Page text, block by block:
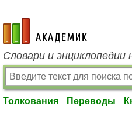
academic.ru
Словари и энциклопедии
Толкования Переводы